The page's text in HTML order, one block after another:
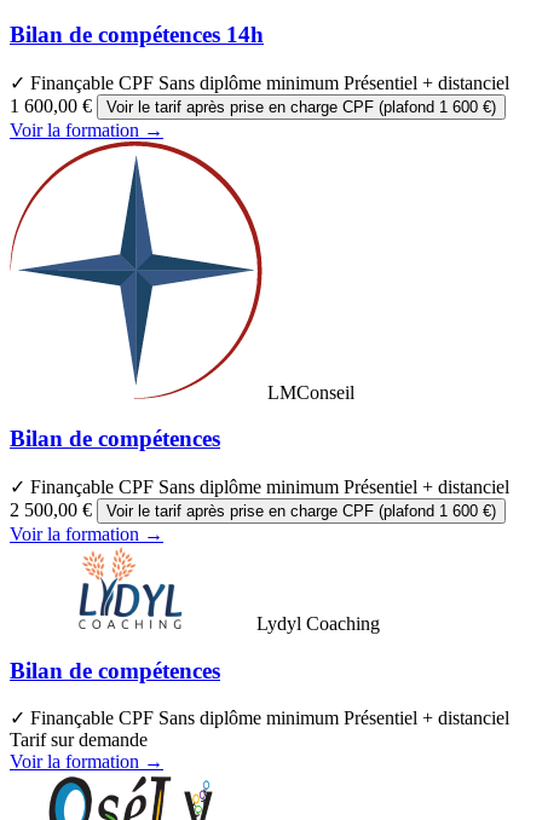
Bilan de compétences 14h
✓ Finançable CPF Sans diplôme minimum Présentiel + distanciel
1 600,00 €
Voir le tarif après prise en charge CPF (plafond 1 600 €)
Voir la formation →
LMConseil
Bilan de compétences
✓ Finançable CPF Sans diplôme minimum Présentiel + distanciel
2 500,00 €
Voir le tarif après prise en charge CPF (plafond 1 600 €)
Voir la formation →
Lydyl Coaching
Bilan de compétences
✓ Finançable CPF Sans diplôme minimum Présentiel + distanciel
Tarif sur demande
Voir la formation →